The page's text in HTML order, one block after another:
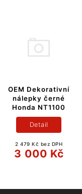
OEM Dekorativní
nálepky černé
Honda NT1100
2 479 Kč bez DPH
3 000 Kč
Detail